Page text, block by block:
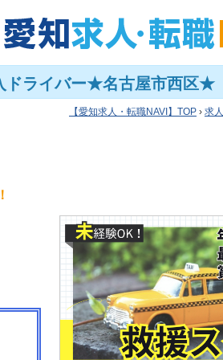
ドライバー★名古屋市西区★
愛知求人・転職NAVI TOP › 求人